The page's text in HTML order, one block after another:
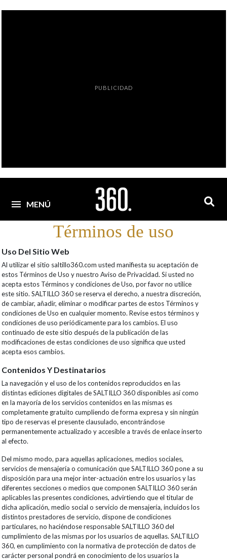
PUBLICIDAD
MENÚ
Términos de uso
Uso Del Sitio Web
Al utilizar el sitio saltillo360.com usted manifiesta su aceptación de
estos Términos de Uso y nuestro Aviso de Privacidad. Si usted no
acepta estos Términos y condiciones de Uso, por favor no utilice
este sitio. SALTILLO 360 se reserva el derecho, a nuestra discreción,
de cambiar, añadir, eliminar o modificar partes de estos Términos y
condiciones de Uso en cualquier momento. Revise estos términos y
condiciones de uso periódicamente para los cambios. El uso
continuado de este sitio después de la publicación de las
modificaciones de estas condiciones de uso significa que usted
acepta esos cambios.
Contenidos Y Destinatarios
La navegación y el uso de los contenidos reproducidos en las
distintas ediciones digitales de SALTILLO 360 disponibles así como
en la mayoría de los servicios contenidos en las mismas es
completamente gratuito cumpliendo de forma expresa y sin ningún
tipo de reservas el presente clausulado, encontrándose
permanentemente actualizado y accesible a través de enlace inserto
al efecto.
Del mismo modo, para aquellas aplicaciones, medios sociales,
servicios de mensajería o comunicación que SALTILLO 360 pone a su
disposición para una mejor inter-actuación entre los usuarios y las
diferentes secciones o medios que componen SALTILLO 360 serán
aplicables las presentes condiciones, advirtiendo que el titular de
dicha aplicación, medio social o servicio de mensajería, incluidos los
distintos prestadores de servicio, dispone de condiciones
particulares, no haciéndose responsable SALTILLO 360 del
cumplimiento de las mismas por los usuarios de aquellas. SALTILLO
360, en cumplimiento con la normativa de protección de datos de
carácter personal pondrá en conocimiento de los usuarios la